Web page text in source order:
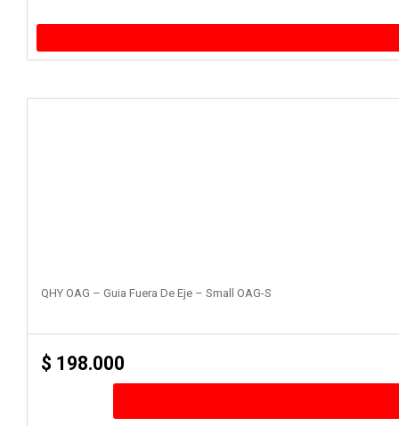
QHY OAG – Guia Fuera De Eje – Small OAG-S
$ 198.000